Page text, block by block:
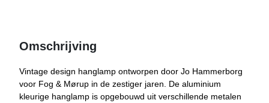
Omschrijving
Vintage design hanglamp ontworpen door Jo Hammerborg
voor Fog & Mørup in de zestiger jaren. De aluminium
kleurige hanglamp is opgebouwd uit verschillende metalen